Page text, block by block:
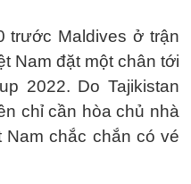
trước Maldives ở trận
Nam đặt một chân tới
2022. Do Tajikistan
chỉ cần hòa chủ nhà
chắc chắn có vé